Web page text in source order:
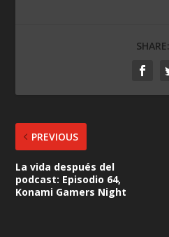
SHARE:
PREVIOUS
La vida después del
podcast: Episodio 64,
Konami Gamers Night